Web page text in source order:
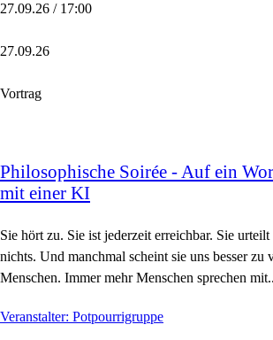
27.09.26 / 17:00
27.09.26
Vortrag
Philosophische Soirée - Auf ein
mit einer KI
Sie hört zu. Sie ist jederzeit erreichbar. Sie
nichts. Und manchmal scheint sie uns besser zu
Menschen. Immer mehr Menschen sprechen
Veranstalter: Potpourrigruppe